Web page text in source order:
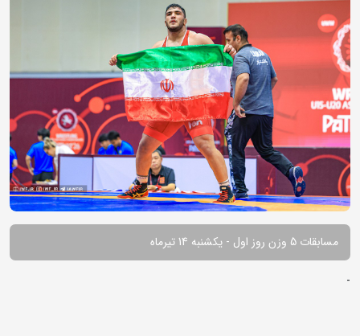
مسابقات 5 وزن روز اول - یکشنبه 14 تیرماه
-